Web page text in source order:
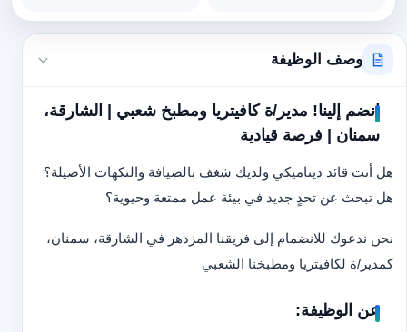
وصف الوظيفة
انضم إلينا! مدير/ة كافيتريا ومطبخ شعبي | الشارقة،
سمنان | فرصة قيادية
هل أنت قائد ديناميكي ولديك شغف بالضيافة والنكهات الأصيلة؟
هل تبحث عن تحدٍ جديد في بيئة عمل ممتعة وحيوية؟
نحن ندعوك للانضمام إلى فريقنا المزدهر في الشارقة، سمنان،
كمدير/ة لكافيتريا ومطبخنا الشعبي
عن الوظيفة: